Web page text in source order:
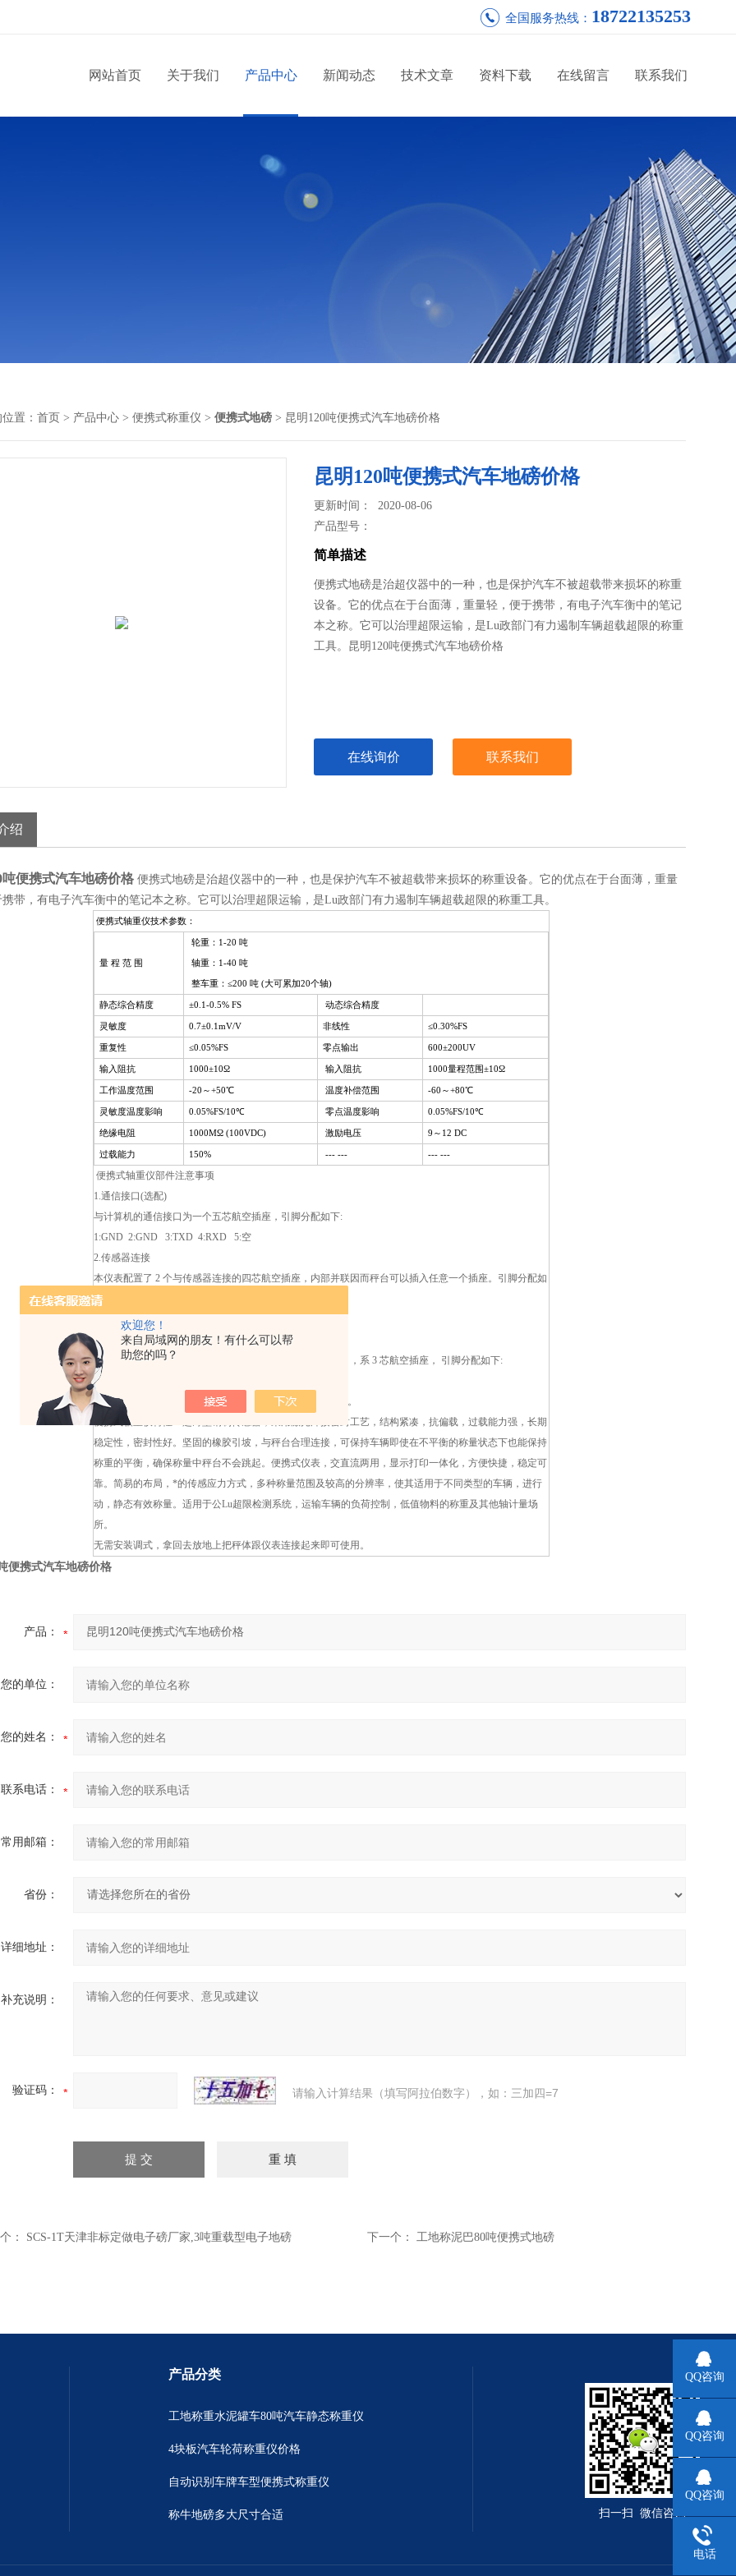
欢迎您！
来自局域网的朋友！有什么可以帮
助您的吗？
全国服务热线： 18722135253
网站首页 关于我们 产品中心 新闻动态 技术文章 资料下载 在线留言 联系我们
置： 首页 > 产品中心 > 便携式称重仪 > 便携式地磅 > 昆明120吨便携式汽车地磅价格
昆明120吨便携式汽车地磅价格
更新时间： 2020-08-06
产品型号：
简单描述
便携式地磅是治超仪器中的一种，也是保护汽车不被超载带来损坏的称重
设备。它的优点在于台面薄，重量轻，便于携带，有电子汽车衡中的笔记
本之称。它可以治理超限运输，是Lu政部门有力遏制车辆超载超限的称重
工具。昆明120吨便携式汽车地磅价格
在线询价 联系我们
绍
吨便携式汽车地磅价格 便携式地磅是治超仪器中的一种，也是保护汽车不被超载带来损坏的称重设备。它的优点在于台面薄，重量
带，有电子汽车衡中的笔记本之称。它可以治理超限运输，是Lu政部门有力遏制车辆超载超限的称重工具。
便携式轴重仪技术参数：
量 程 范 围
轮重：1-20 吨
轴重：1-40 吨
整车重：≤200 吨 (大可累加20个轴)
静态综合精度 ±0.1-0.5% FS 动态综合精度
灵敏度 0.7±0.1mV/V 非线性 ≤0.30%FS
重复性 ≤0.05%FS 零点输出 600±200UV
输入阻抗 1000±10Ω 输入阻抗 1000量程范围±10Ω
工作温度范围 -20～+50℃ 温度补偿范围 -60～+80℃
灵敏度温度影响 0.05%FS/10℃ 零点温度影响 0.05%FS/10℃
绝缘电阻 1000MΩ (100VDC) 激励电压 9～12 DC
过载能力 150% --- --- --- ---
便携式轴重仪部件注意事项
1.通信接口(选配)
与计算机的通信接口为一个五芯航空插座，引脚分配如下:
1:GND 2:GND 3:TXD 4:RXD 5:空
2.传感器连接
本仪表配置了 2 个与传感器连接的四芯航空插座，内部并联因而秤台可以插入任意一个插座。引脚分配如
下：
1:供桥(-) 2:供桥(+) 3:信号(-) 4:信号(+)
3.直流电源和充电接口
本仪表提供了二个直流电源接口, 一个为 12V 汽车电源接口，系 3 芯航空插座， 引脚分配如下:
1:12V 电源正极 2:空 3:12V 电源负极
另一个为耳机插孔, 使用本厂配置的充电器充电时插入此孔。
便携式轴重仪特性：超薄型钢制传感器，采用激光焊接密封工艺，结构紧凑，抗偏载，过载能力强，长期
稳定性，密封性好。坚固的橡胶引坡，与秤台合理连接，可保持车辆即使在不平衡的称量状态下也能保持
称重的平衡，确保称量中秤台不会跳起。便携式仪表，交直流两用，显示打印一体化，方便快捷，稳定可
靠。简易的布局，*的传感应力方式，多种称量范围及较高的分辨率，使其适用于不同类型的车辆，进行
动，静态有效称量。适用于公Lu超限检测系统，运输车辆的负荷控制，低值物料的称重及其他轴计量场
所。
无需安装调式，拿回去放地上把秤体跟仪表连接起来即可使用。
便携式汽车地磅价格
产品：
您的单位：
您的姓名：
联系电话：
常用邮箱：
省份：
详细地址：
补充说明：
验证码： 请输入计算结果（填写阿拉伯数字），如：三加四=7
： SCS-1T天津非标定做电子磅厂家,3吨重载型电子地磅 下一个： 工地称泥巴80吨便携式地磅
产品分类
工地称重水泥罐车80吨汽车静态称重仪
4块板汽车轮荷称重仪价格
自动识别车牌车型便携式称重仪
称牛地磅多大尺寸合适 扫一扫 微信咨询
QQ咨询
QQ咨询
QQ咨询
电话